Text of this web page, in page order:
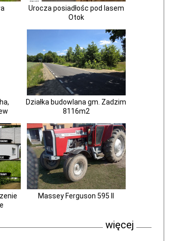
Urocza posiadłośc pod lasem
Otok
Działka budowlana gm. Zadzim
8116m2
Massey Ferguson 595 ll
więcej